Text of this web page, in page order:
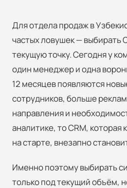
Для отдела продаж в
частых ловушек — выбирать
текущую точку. Сегодня у
один менеджер и одна
12 месяцев появляются
сотрудников, больше
направления и
аналитике, то CRM, которая
на старте, внезапно
Именно поэтому выбирать
только под текущий объём,